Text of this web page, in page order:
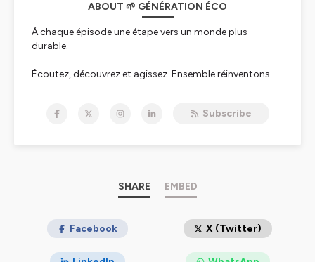
ABOUT 🌱 GÉNÉRATION ÉCO
À chaque épisode une étape vers un monde plus
durable.
Écoutez, découvrez et agissez. Ensemble réinventons
Génération Éco, c'est LE podcast des initiatives
nous faisons tous partie d'une même famille : la
ÉcoResponsable, ÉcoCitoyen, ÉcoConception,
aussi Environnement, Social et Solidarité.
Subscribe
SHARE EMBED
Facebook X (Twitter)